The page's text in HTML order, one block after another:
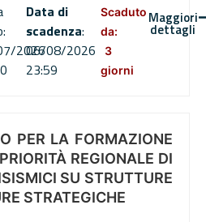
2026
Data di
scadenza:
06/08/2026
23:59
Scaduto
da:
3
giorni
Maggiori
dettagli
PER LA FORMAZIONE
REGIONALE DI
SU STRUTTURE
STRATEGICHE